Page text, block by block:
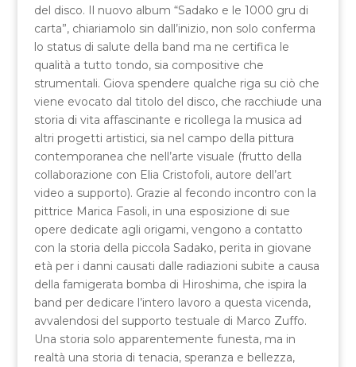
del disco. Il nuovo album “Sadako e le 1000 gru di
carta”, chiariamolo sin dall’inizio, non solo conferma
lo status di salute della band ma ne certifica le
qualità a tutto tondo, sia compositive che
strumentali. Giova spendere qualche riga su ciò che
viene evocato dal titolo del disco, che racchiude una
storia di vita affascinante e ricollega la musica ad
altri progetti artistici, sia nel campo della pittura
contemporanea che nell’arte visuale (frutto della
collaborazione con Elia Cristofoli, autore dell’art
video a supporto). Grazie al fecondo incontro con la
pittrice Marica Fasoli, in una esposizione di sue
opere dedicate agli origami, vengono a contatto
con la storia della piccola Sadako, perita in giovane
età per i danni causati dalle radiazioni subite a causa
della famigerata bomba di Hiroshima, che ispira la
band per dedicare l’intero lavoro a questa vicenda,
avvalendosi del supporto testuale di Marco Zuffo.
Una storia solo apparentemente funesta, ma in
realtà una storia di tenacia, speranza e bellezza,